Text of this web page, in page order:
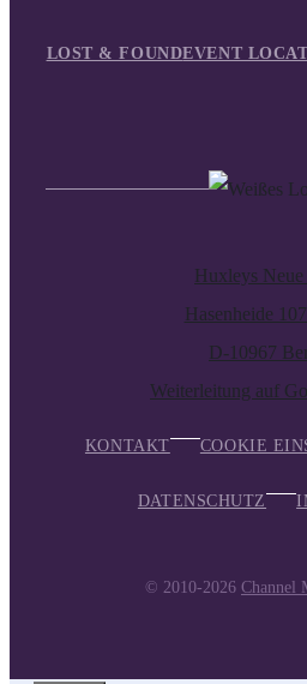
LOST & FOUNDEVENT
Huxleys
Hasenheide
D-10967
Weiterleitung auf
KONTAKT COOKIE
DATENSCHUTZ
© 2010-2026 Channel